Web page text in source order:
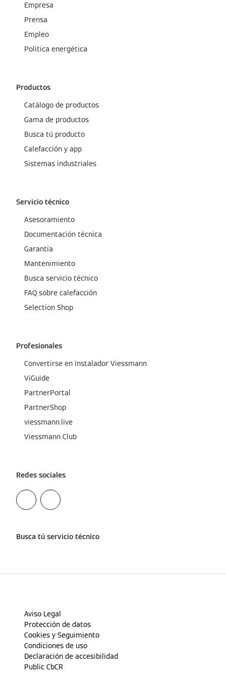
Empresa
Prensa
Empleo
Política energética
Productos
Catálogo de productos
Gama de productos
Busca tú producto
Calefacción y app
Sistemas industriales
Servicio técnico
Asesoramiento
Documentación técnica
Garantía
Mantenimiento
Busca servicio técnico
FAQ sobre calefacción
Selection Shop
Profesionales
Convertirse en Instalador Viessmann
ViGuide
PartnerPortal
PartnerShop
viessmann.live
Viessmann Club
Redes sociales
Busca tú servicio técnico
Aviso Legal
Protección de datos
Cookies y Seguimiento
Condiciones de uso
Declaración de accesibilidad
Public CbCR